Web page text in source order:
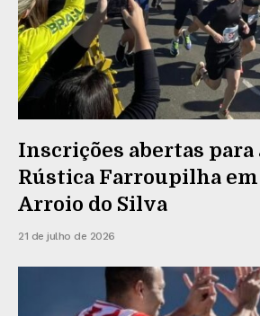
Inscrições abertas para
Rústica Farroupilha
Arroio do Silva
21 de julho de 2026